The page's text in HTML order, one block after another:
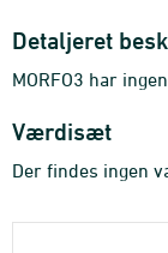
Detaljeret
MORFO3 har
Værdisæt
Der findes ingen